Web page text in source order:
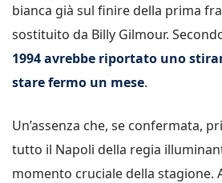
bianca già sul finire della prima
sostituito da Billy Gilmour.
1994 avrebbe riportato uno
stare fermo un mese.
Un’assenza che, se confermata,
tutto il Napoli della regia
momento cruciale della stagione.